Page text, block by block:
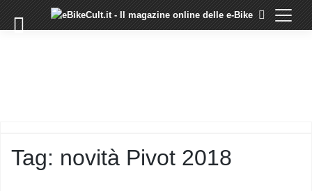
×
TUTORIAL
Tag: novità Pivot 2018